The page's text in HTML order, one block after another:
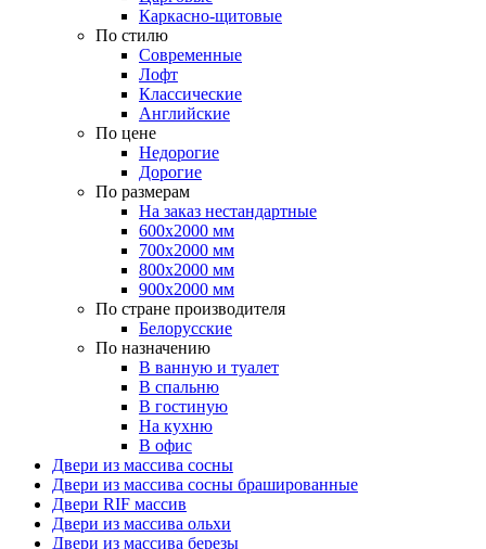
Каркасно-щитовые
По стилю
Современные
Лофт
Классические
Английские
По цене
Недорогие
Дорогие
По размерам
На заказ нестандартные
600х2000 мм
700х2000 мм
800х2000 мм
900х2000 мм
По стране производителя
Белорусские
По назначению
В ванную и туалет
В спальню
В гостиную
На кухню
В офис
Двери из массива сосны
Двери из массива сосны брашированные
Двери RIF массив
Двери из массива ольхи
Двери из массива березы